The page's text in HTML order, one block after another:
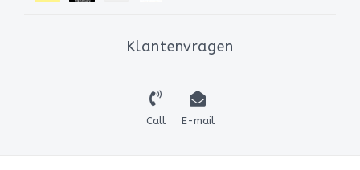
Klantenvragen
Call E-mail